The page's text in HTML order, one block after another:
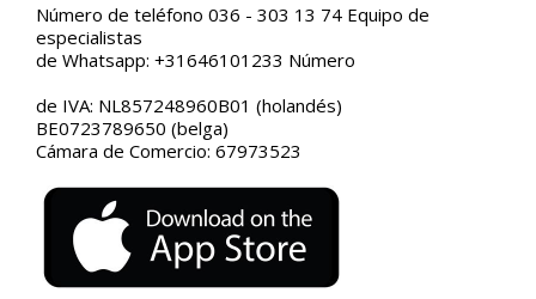
Número de teléfono 036 - 303 13 74 Equipo de
especialistas
de Whatsapp: +31646101233 Número
de IVA: NL857248960B01 (holandés)
BE0723789650 (belga)
Cámara de Comercio: 67973523